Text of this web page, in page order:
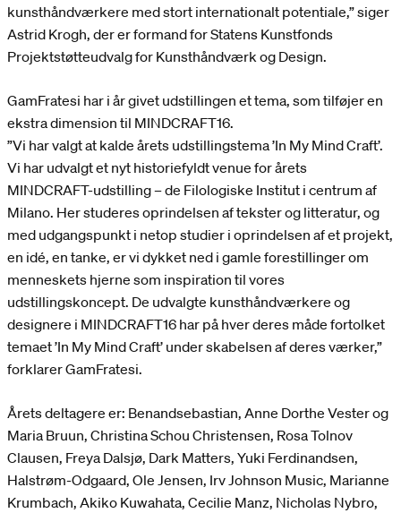
kunsthåndværkere med stort internationalt potentiale,” siger
Astrid Krogh, der er formand for Statens Kunstfonds
Projektstøtteudvalg for Kunsthåndværk og Design.
GamFratesi har i år givet udstillingen et tema, som tilføjer en
ekstra dimension til MINDCRAFT16.
”Vi har valgt at kalde årets udstillingstema ’In My Mind Craft’.
Vi har udvalgt et nyt historiefyldt venue for årets
MINDCRAFT-udstilling – de Filologiske Institut i centrum af
Milano. Her studeres oprindelsen af tekster og litteratur, og
med udgangspunkt i netop studier i oprindelsen af et projekt,
en idé, en tanke, er vi dykket ned i gamle forestillinger om
menneskets hjerne som inspiration til vores
udstillingskoncept. De udvalgte kunsthåndværkere og
designere i MINDCRAFT16 har på hver deres måde fortolket
temaet ’In My Mind Craft’ under skabelsen af deres værker,”
forklarer GamFratesi.
Årets deltagere er: Benandsebastian, Anne Dorthe Vester og
Maria Bruun, Christina Schou Christensen, Rosa Tolnov
Clausen, Freya Dalsjø, Dark Matters, Yuki Ferdinandsen,
Halstrøm-Odgaard, Ole Jensen, Irv Johnson Music, Marianne
Krumbach, Akiko Kuwahata, Cecilie Manz, Nicholas Nybro,